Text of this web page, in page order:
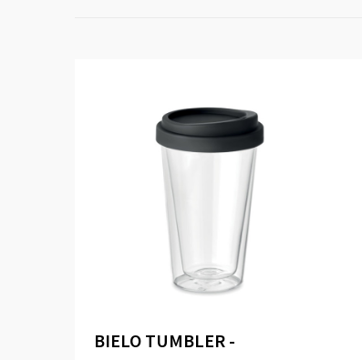
BIELO TUMBLER -